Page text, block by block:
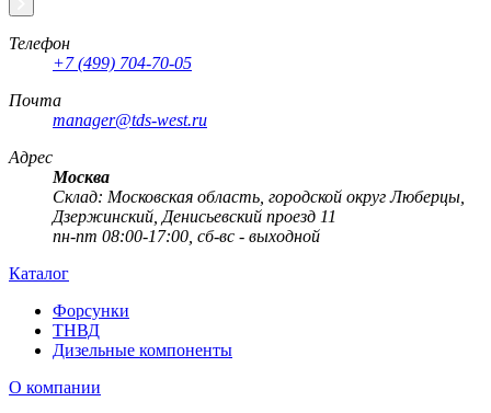
Телефон
+7 (499) 704-70-05
Почта
manager@tds-west.ru
Адрес
Москва
Cклад: Московская область, городской округ Люберцы,
Дзержинский, Денисьевский проезд 11
пн-пт 08:00-17:00, сб-вс - выходной
Каталог
Форсунки
ТНВД
Дизельные компоненты
О компании